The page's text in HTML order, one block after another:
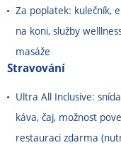
Za poplatek: kulečník,
na koni, služby
masáže
Stravování
Ultra All Inclusive:
káva, čaj, možnost
restauraci zdarma